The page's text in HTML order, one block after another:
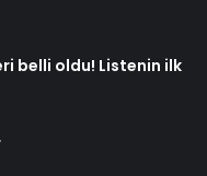
belli oldu! Listenin ilk